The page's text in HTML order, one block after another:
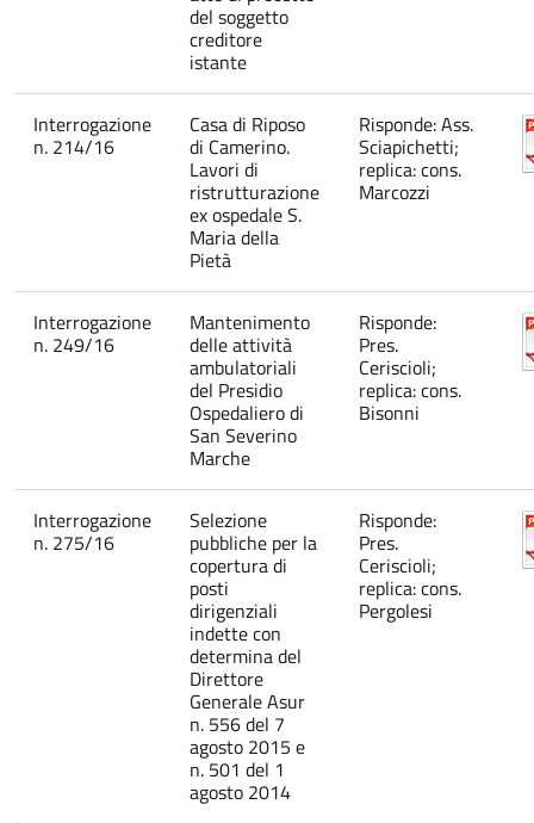
del soggetto
creditore
istante
Interrogazione
n. 214/16
Casa di Riposo
di Camerino.
Lavori di
ristrutturazione
ex ospedale S.
Maria della
Pietà
Risponde: Ass.
Sciapichetti;
replica: cons.
Marcozzi
Interrogazione
n. 249/16
Mantenimento
delle attività
ambulatoriali
del Presidio
Ospedaliero di
San Severino
Marche
Risponde:
Pres.
Ceriscioli;
replica: cons.
Bisonni
Interrogazione
n. 275/16
Selezione
pubbliche per la
copertura di
posti
dirigenziali
indette con
determina del
Direttore
Generale Asur
n. 556 del 7
agosto 2015 e
n. 501 del 1
agosto 2014
Risponde:
Pres.
Ceriscioli;
replica: cons.
Pergolesi